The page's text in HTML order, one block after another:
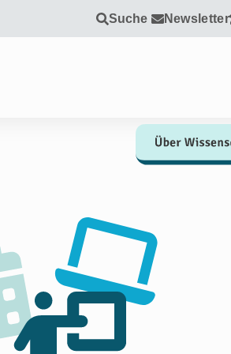
Suche Newsletter